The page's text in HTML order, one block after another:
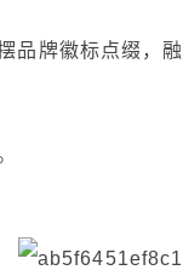
品牌徽标点缀，